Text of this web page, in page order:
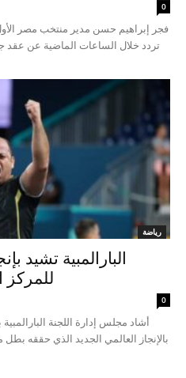
0
فجر إبراهيم حسن مدير منتخب مصر
تردد خلال الساعات الماضية عن
رياضة
البارالمبية
للمركز
0
أشاد مجلس إدارة اللجنة
بالإنجاز العالمي الجديد الذي حققه